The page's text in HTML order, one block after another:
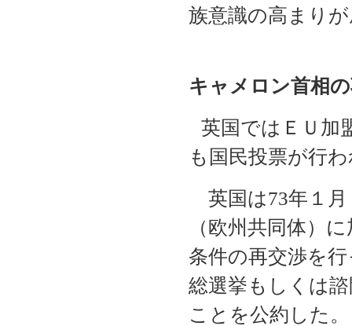
族意識の高まり
キャメロン首相
英国ではＥＵ加
も国民投票が行
英国は73年１
（欧州共同体）
条件の再交渉を
総選挙もしくは
ことを公約した。